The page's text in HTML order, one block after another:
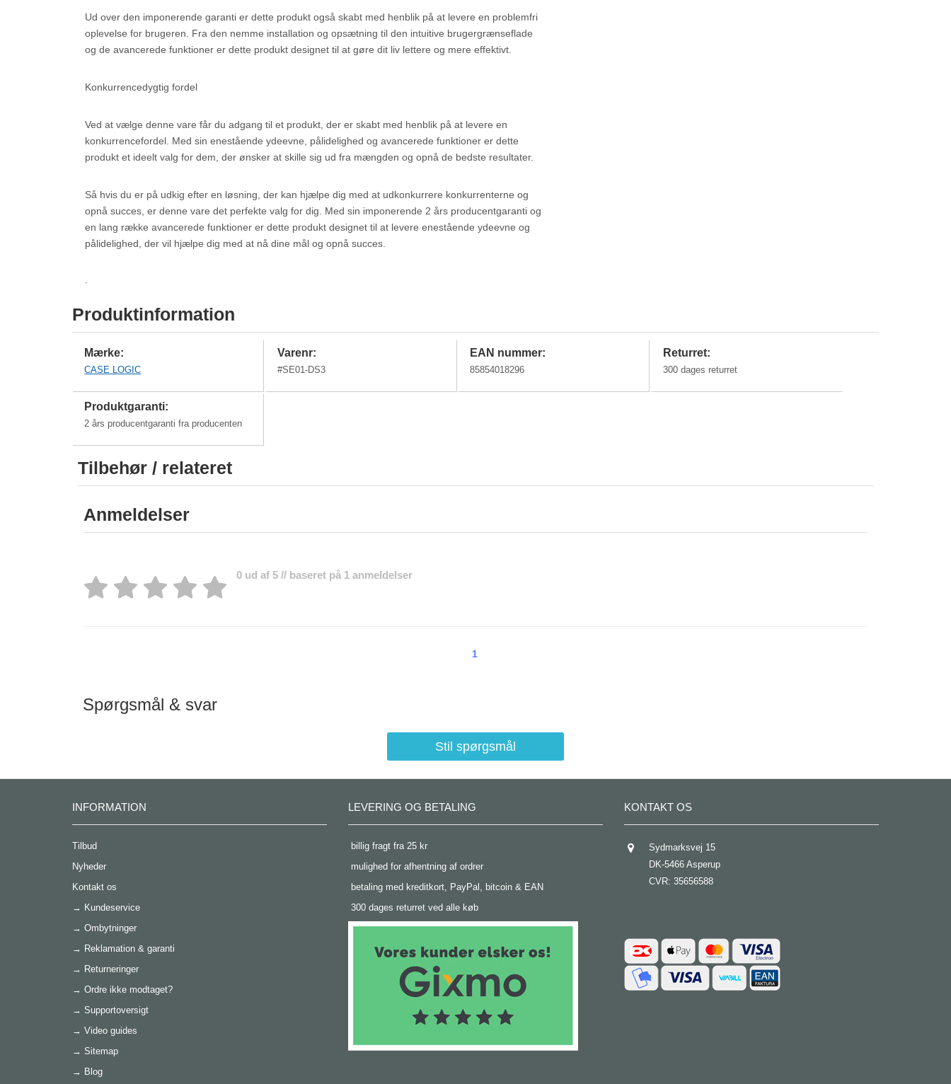
Ud over den imponerende garanti er dette produkt også skabt med henblik på at levere en problemfri
oplevelse for brugeren. Fra den nemme installation og opsætning til den intuitive brugergrænseflade
og de avancerede funktioner er dette produkt designet til at gøre dit liv lettere og mere effektivt.
Konkurrencedygtig fordel
Ved at vælge denne vare får du adgang til et produkt, der er skabt med henblik på at levere en
konkurrencefordel. Med sin enestående ydeevne, pålidelighed og avancerede funktioner er dette
produkt et ideelt valg for dem, der ønsker at skille sig ud fra mængden og opnå de bedste resultater.
Så hvis du er på udkig efter en løsning, der kan hjælpe dig med at udkonkurrere konkurrenterne og
opnå succes, er denne vare det perfekte valg for dig. Med sin imponerende 2 års producentgaranti og
en lang række avancerede funktioner er dette produkt designet til at levere enestående ydeevne og
pålidelighed, der vil hjælpe dig med at nå dine mål og opnå succes.
.
Produktinformation
Mærke:
CASE LOGIC
Varenr:
#SE01-DS3
EAN nummer:
85854018296
Returret:
300 dages returret
Produktgaranti:
2 års producentgaranti fra producenten
Tilbehør / relateret
Anmeldelser
0 ud af 5 // baseret på 1 anmeldelser
1
Spørgsmål & svar
Stil spørgsmål
INFORMATION
Tilbud
Nyheder
Kontakt os
→ Kundeservice
→ Ombytninger
→ Reklamation & garanti
→ Returneringer
→ Ordre ikke modtaget?
→ Supportoversigt
→ Video guides
→ Sitemap
→ Blog
LEVERING OG BETALING
 billig fragt fra 25 kr
 mulighed for afhentning af ordrer
 betaling med kreditkort, PayPal, bitcoin & EAN
 300 dages returret ved alle køb
KONTAKT OS
Sydmarksvej 15
DK-5466 Asperup
CVR: 35656588